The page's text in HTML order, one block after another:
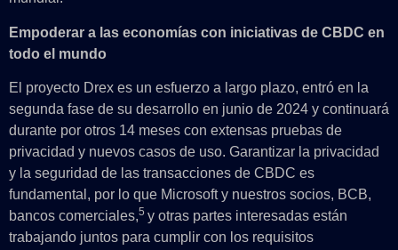
Empoderar a las economías con iniciativas de CBDC en
todo el mundo
El proyecto Drex es un esfuerzo a largo plazo, entró en la
segunda fase de su desarrollo en junio de 2024 y continuará
durante por otros 14 meses con extensas pruebas de
privacidad y nuevos casos de uso. Garantizar la privacidad
y la seguridad de las transacciones de CBDC es
fundamental, por lo que Microsoft y nuestros socios, BCB,
bancos comerciales,5 y otras partes interesadas están
trabajando juntos para cumplir con los requisitos